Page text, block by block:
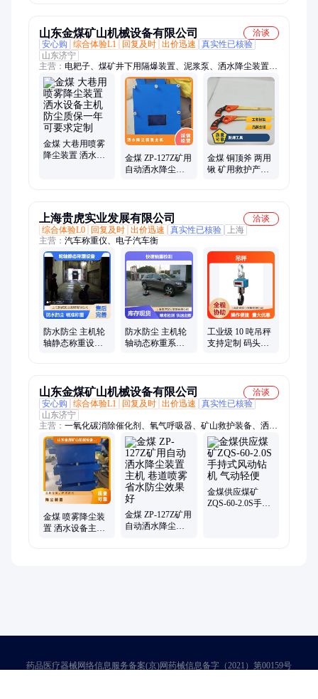
山东金煤矿山机械设备有限公司
洽谈
安心购
综合体验L1 回复及时 出价迅速
真实性已核验
山东济宁
主营： 电耙子、煤矿井下用隔爆装置、泥浆泵、洒水降尘装置主
机、密闭门、全液压钻机、高倍数泡沫灭火装置、洒水降尘装
置、阻化泵、阻燃调节风窗、检力器、流量计、氧气呼吸器、乳
化液泵、钻机配件、矿用电缆、破拆工具、矿用电池、旧枕木、
风筒、氧气充填泵、风机、避难硐室、无压风门、氢氧化钙检验
仪器、多参数检测仪
金煤 大巷用喷雾
降尘装置 洒水设
金煤 ZP-127Z矿用
自动洒水降尘装
金煤 铜顶斧 两用
锹 矿用救护产品
上海贵虎实业发展有限公司
洽谈
综合体验L0
回复及时 出价迅速 真实性已核验
上海
主营： 汽车称重仪、电子汽车衡
防水防尘 主机轮
轴静态称重设备
防水防尘 主机轮
轴动态称重系统
工业级 10 吨吊秤
支持定制 码头作
山东金煤矿山机械设备有限公司
洽谈
安心购
综合体验L1 回复及时 出价迅速
真实性已核验
山东济宁
主营： 一氧化碳消除催化剂、氧气呼吸器、矿山救护装备、洒水
降尘设备主机、洒水降尘装置、无压风门、全液压钻机、刮板机
配件、矿用摄像机、破拆工具、相变材料、一氧化碳催化剂、矿
用阻化剂、多参数气体报警仪、粉尘检测仪、氧气充填泵、通风
多参数检测仪、矿用洗靴机、智能充电柜、空气呼吸器、检力
器、矿用单轨吊、托辊缓冲托辊、瓦斯解析仪、矿用给煤机甲
带、矿用挖掘机
金煤 喷雾降尘装
置 洒水设备主机
金煤 ZP-127Z矿用
自动洒水降尘装
金煤供应煤矿
ZQS-60-2.0S手持
药品医疗器械网络信息服务备案(京)网药械信息备字（2021）第00159号